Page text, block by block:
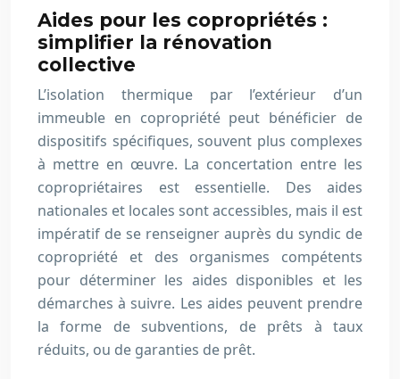
Aides pour les copropriétés :
simplifier la rénovation
collective
L’isolation thermique par l’extérieur d’un
immeuble en copropriété peut bénéficier de
dispositifs spécifiques, souvent plus complexes
à mettre en œuvre. La concertation entre les
copropriétaires est essentielle. Des aides
nationales et locales sont accessibles, mais il est
impératif de se renseigner auprès du syndic de
copropriété et des organismes compétents
pour déterminer les aides disponibles et les
démarches à suivre. Les aides peuvent prendre
la forme de subventions, de prêts à taux
réduits, ou de garanties de prêt.